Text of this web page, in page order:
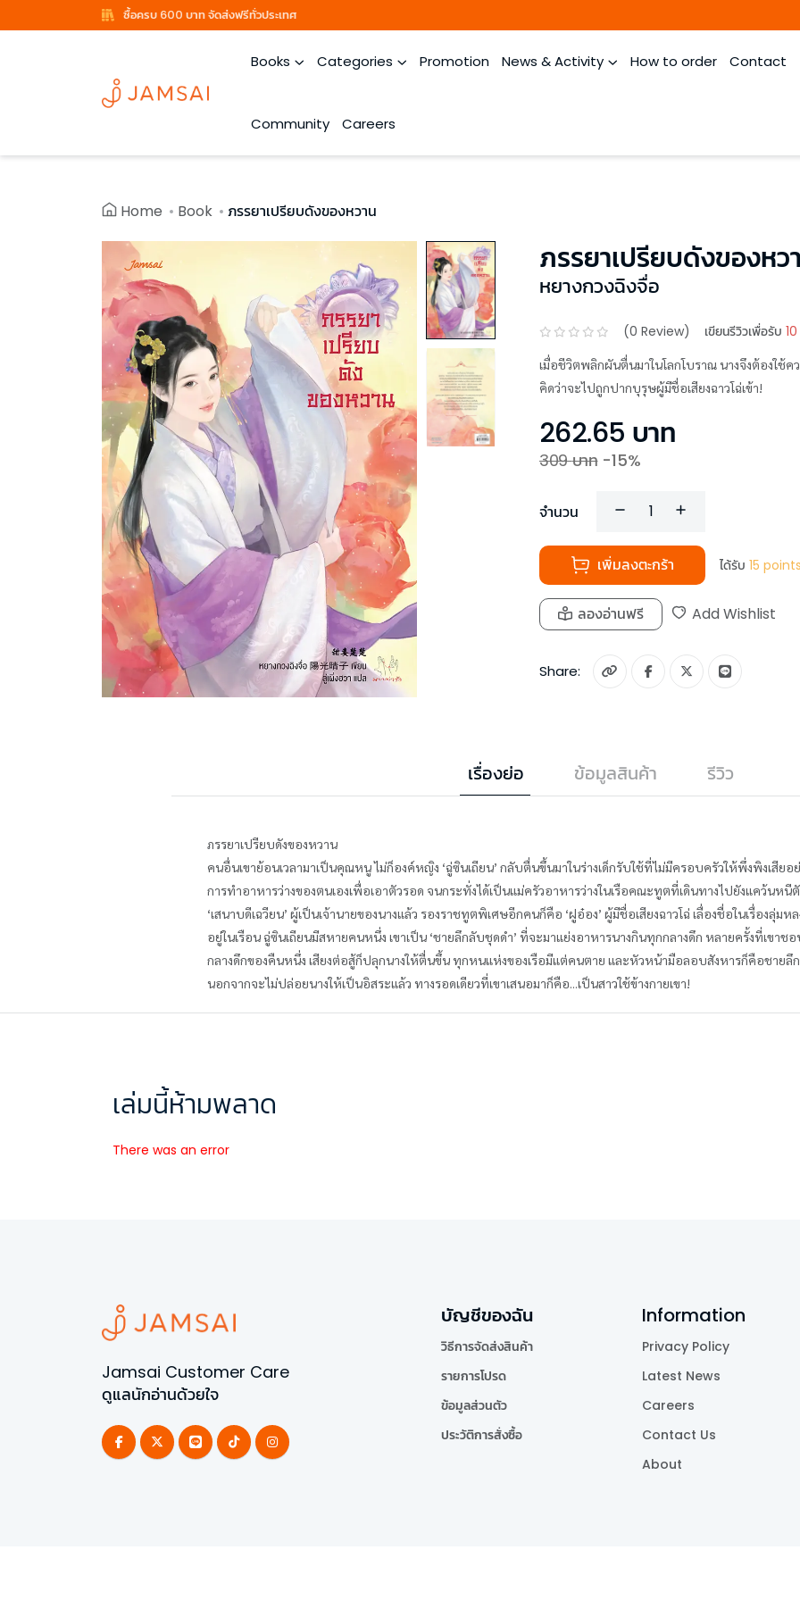
ซื้อครบ 600 บาท จัดส่งฟรีทั่วประเทศ
Books Categories Promotion News & Activity How to order Contact
Community Careers
Home Book ภรรยาเปรียบดังของหวาน
ภรรยาเปรียบดังของหว
หยางกวงฉิงจื่อ
(0 Review) เขียนรีวิวเพื่อรับ
เมื่อชีวิตพลิกผันตื่นมาในโลกโบราณ นางจึงต้องใช้ค
คิดว่าจะไปถูกปากบุรุษผู้มีชื่อเสียงฉาวโฉ่เข้า!
262.65 บาท
309บาท -15%
จำนวน
เพิ่มลงตะกร้า ได้รับ 15 points
ลองอ่านฟรี Add Wishlist
Share:
เรื่องย่อ ข้อมูลสินค้า รีวิว
ภรรยาเปรียบดังของหวาน
คนอื่นเขาย้อนเวลามาเป็นคุณหนู ไม่ก็องค์หญิง ‘ฉู่ซินเถียน’ กลับตื่นขึ้นมาในร่างเด็กรับใช้ที่ไม่มีครอบครัวให้พึ่งพิงเสีย
การทำอาหารว่างของตนเองเพื่อเอาตัวรอด จนกระทั่งได้เป็นแม่ครัวอาหารว่างในเรือคณะทูตที่เดินทางไปยังแคว้นหนี
‘เสนาบดีเฉวียน’ ผู้เป็นเจ้านายของนางแล้ว รองราชทูตพิเศษอีกคนก็คือ ‘ฝูอ๋อง’ ผู้มีชื่อเสียงฉาวโฉ่ เลื่องชื่อในเรื่องลุ่
อยู่ในเรือน ฉู่ซินเถียนมีสหายคนหนึ่ง เขาเป็น ‘ชายลึกลับชุดดำ’ ที่จะมาแย่งอาหารนางกินทุกกลางดึก หลายครั้งที่เขาช
กลางดึกของคืนหนึ่ง เสียงต่อสู้ก็ปลุกนางให้ตื่นขึ้น ทุกหนแห่งของเรือมีแต่คนตาย และหัวหน้ามือลอบสังหารก็คือชายลึ
นอกจากจะไม่ปล่อยนางให้เป็นอิสระแล้ว ทางรอดเดียวที่เขาเสนอมาก็คือ...เป็นสาวใช้ข้างกายเขา!
เล่มนี้ห้ามพลาด
There was an error
Jamsai Customer Care
ดูแลนักอ่านด้วยใจ
บัญชีของฉัน
วิธีการจัดส่งสินค้า
รายการโปรด
ข้อมูลส่วนตัว
ประวัติการสั่งซื้อ
Information
Privacy Policy
Latest News
Careers
Contact Us
About